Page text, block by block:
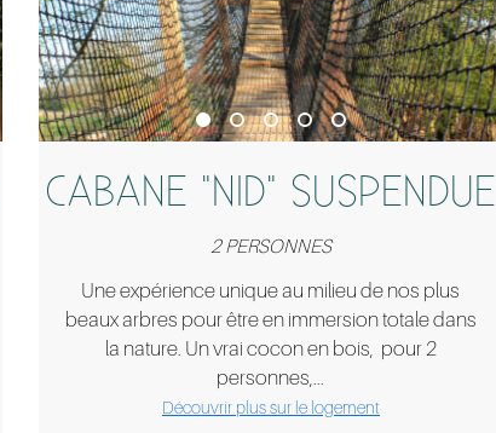
CABANE "NID" SUSPENDUE
2 PERSONNES
Une expérience unique au milieu de nos plus
beaux arbres pour être en immersion totale dans
la nature. Un vrai cocon en bois, pour 2
personnes,...
Découvrir plus sur le logement